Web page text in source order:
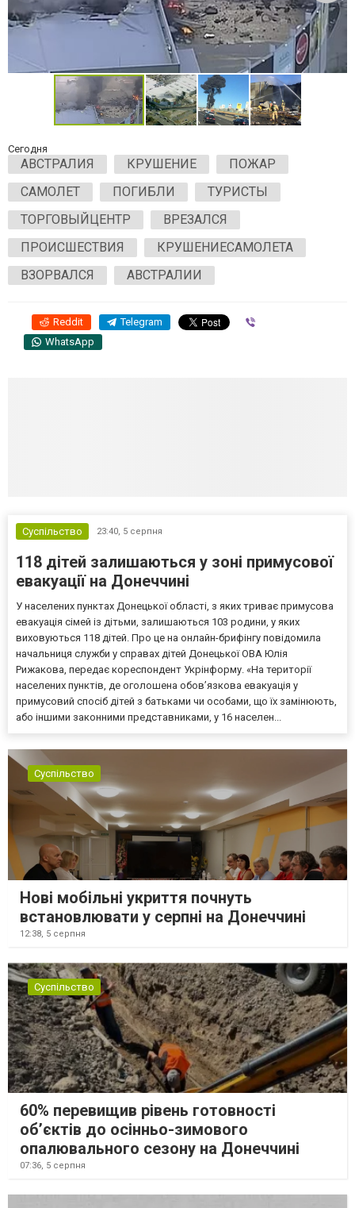
Сегодня
АВСТРАЛИЯ КРУШЕНИЕ
ПОЖАР
САМОЛЕТ
ПОГИБЛИ
ТУРИСТЫ
ТОРГОВЫЙЦЕНТР
ВРЕЗАЛСЯ
ПРОИСШЕСТВИЯ
КРУШЕНИЕСАМОЛЕТА
ВЗОРВАЛСЯ
АВСТРАЛИИ
Reddit Telegram
WhatsApp
Суспільство 23:40, 5 серпня
118 дітей залишаються у зоні примусової
евакуації на Донеччині
У населених пунктах Донецької області, з яких триває примусова
евакуація сімей із дітьми, залишаються 103 родини, у яких
виховуються 118 дітей. Про це на онлайн-брифінгу повідомила
начальниця служби у справах дітей Донецької ОВА Юлія
Рижакова, передає кореспондент Укрінформу. «На території
населених пунктів, де оголошена обов’язкова евакуація у
примусовий спосіб дітей з батьками чи особами, що їх замінюють,
або іншими законними представниками, у 16 населен...
Суспільство
Нові мобільні укриття почнуть
встановлювати у серпні на Донеччині
12:38, 5 серпня
Суспільство
60% перевищив рівень готовності
об’єктів до осінньо-зимового
опалювального сезону на Донеччині
07:36, 5 серпня